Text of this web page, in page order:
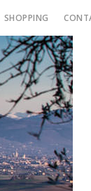
SHOPPING